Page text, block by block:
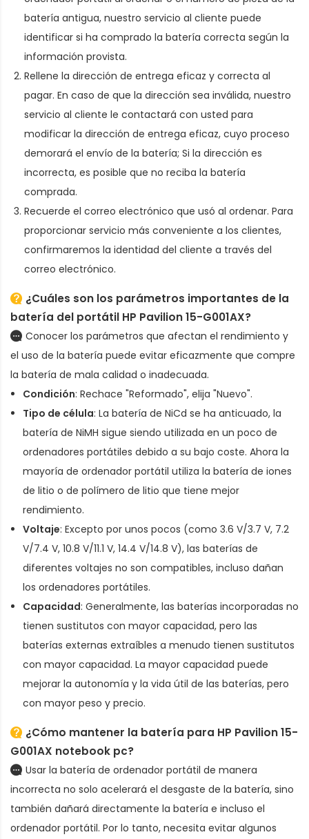
batería antigua, nuestro servicio al cliente puede
identificar si ha comprado la batería correcta según la
información provista.
Rellene la dirección de entrega eficaz y correcta al
pagar. En caso de que la dirección sea inválida, nuestro
servicio al cliente le contactará con usted para
modificar la dirección de entrega eficaz, cuyo proceso
demorará el envío de la batería; Si la dirección es
incorrecta, es posible que no reciba la batería
comprada.
Recuerde el correo electrónico que usó al ordenar. Para
proporcionar servicio más conveniente a los clientes,
confirmaremos la identidad del cliente a través del
correo electrónico.
¿Cuáles son los parámetros importantes de la
batería del portátil HP Pavilion 15-G001AX?
Conocer los parámetros que afectan el rendimiento y
el uso de la batería puede evitar eficazmente que compre
la batería de mala calidad o inadecuada.
Condición: Rechace "Reformado", elija "Nuevo".
Tipo de célula: La batería de NiCd se ha anticuado, la
batería de NiMH sigue siendo utilizada en un poco de
ordenadores portátiles debido a su bajo coste. Ahora la
mayoría de ordenador portátil utiliza la batería de iones
de litio o de polímero de litio que tiene mejor
rendimiento.
Voltaje: Excepto por unos pocos (como 3.6 V/3.7 V, 7.2
V/7.4 V, 10.8 V/11.1 V, 14.4 V/14.8 V), las baterías de
diferentes voltajes no son compatibles, incluso dañan
los ordenadores portátiles.
Capacidad: Generalmente, las baterías incorporadas no
tienen sustitutos con mayor capacidad, pero las
baterías externas extraíbles a menudo tienen sustitutos
con mayor capacidad. La mayor capacidad puede
mejorar la autonomía y la vida útil de las baterías, pero
con mayor peso y precio.
¿Cómo mantener la batería para HP Pavilion 15-
G001AX notebook pc?
Usar la batería de ordenador portátil de manera
incorrecta no solo acelerará el desgaste de la batería, sino
también dañará directamente la batería e incluso el
ordenador portátil. Por lo tanto, necesita evitar algunos